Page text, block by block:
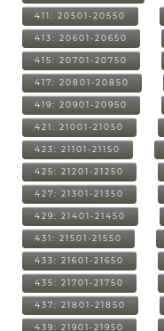
411: 20501-20550
413: 20601-20650
415: 20701-20750
417: 20801-20850
419: 20901-20950
421: 21001-21050
423: 21101-21150
425: 21201-21250
427: 21301-21350
429: 21401-21450
431: 21501-21550
433: 21601-21650
435: 21701-21750
437: 21801-21850
439: 21901-21950